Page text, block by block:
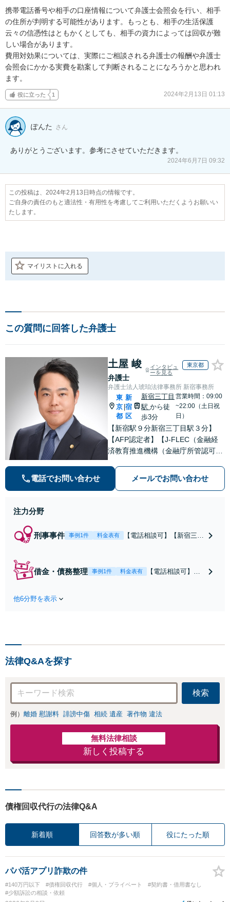
携帯電話番号や相手の口座情報について弁護士会照会を行い、相手
の住所が判明する可能性があります。もっとも、相手の生活保護
云々の信憑性はともかくとしても、相手の資力によっては回収が難
しい場合があります。
費用対効果については、実際にご相談される弁護士の報酬や弁護士
会照会にかかる実費を勘案して判断されることになろうかと思われ
ます。
役に立った 1 2024年2月13日 01:13
ぽんた さん
ありがとうございます。参考にさせていただきます。
2024年6月7日 09:32
この投稿は、2024年2月13日時点の情報です。
ご自身の責任のもと適法性・有用性を考慮してご利用いただくようお願いい
たします。
マイリストに入れる
この質問に回答した弁護士
土屋 峻
弁護士
インタビュ
ーを見る
東京都
弁護士法人琥珀法律事務所 新宿事務所
東
京
都
新
宿
区
新宿三丁目
駅 から徒
歩3分
営業時間：09:00
~22:00（土日祝
日）
【新宿駅９分新宿三丁目駅３分】
【AFP認定者】【J-FLEC（金融経
済教育推進機構（金融庁所管認可法
真剣に相談し合い、複雑な状況の場
合は、言葉だけでなく資料を用意
電話でお問い合わせ メールでお問い合わせ
注力分野
刑事事件 事例1件 料金表有
【電話相談可】【新宿三丁
ぐに接見に向かいます。痴
漢・暴行・窃盗・詐欺・少
借金・債務整理 事例1件 料金表有
【電話相談可】
ど、どのような問
をストップできま
す【休日・夜間相
談可】【分割払い
可】【初回相談無
料】
他6分野を表示
法律Q&Aを探す
検索
例） 離婚 慰謝料 誹謗中傷 相続 遺産 著作物 違法
無料法律相談
新しく投稿する
債権回収代行の法律Q&A
新着順 回答数が多い順 役にたった順
パパ活アプリ詐欺の件
#140万円以下 #債権回収代行 #個人・プライベート
#契約書・借用書なし
#少額訴訟の相談・依頼